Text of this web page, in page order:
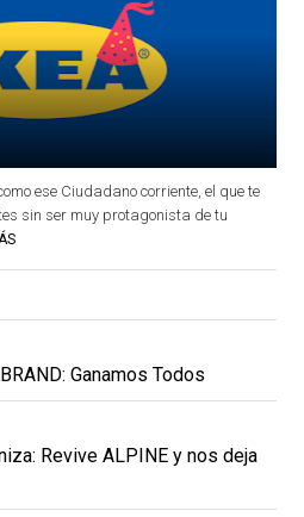
ese Ciudadano corriente, el que te
sin ser muy protagonista de tu
Ganamos Todos
Revive ALPINE y nos deja